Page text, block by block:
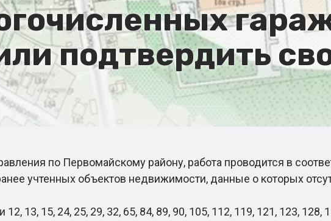
подтвердить
по Первомайскому району, работа проводится в
учтенных объектов недвижимости, данные о которых
13, 15, 24, 25, 29, 32, 65, 84, 89, 90, 105, 112, 119, 121, 123, 128,